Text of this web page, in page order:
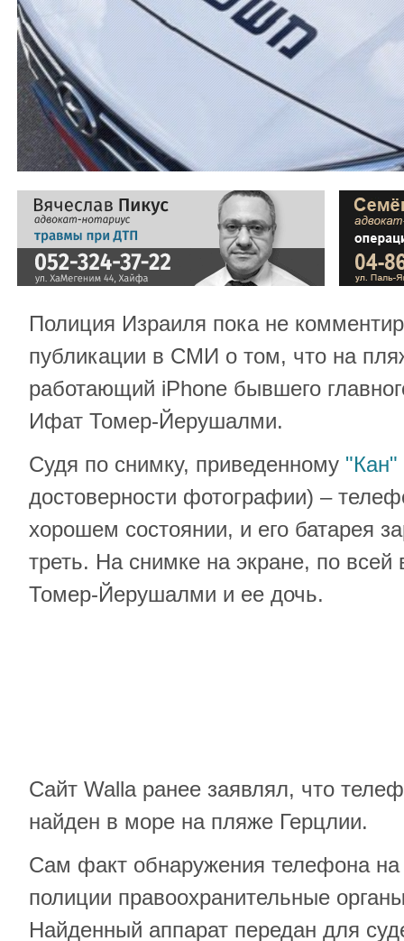
Полиция Израиля пока не
публикации в СМИ о том, что на
работающий iPhone бывшего
Ифат Томер-Йерушалми.
Судя по снимку, приведенному "Кан"
достоверности фотографии) –
хорошем состоянии, и его батарея
треть. На снимке на экране, по
Томер-Йерушалми и ее дочь.
Сайт Walla ранее заявлял, что
найден в море на пляже Герцлии.
Сам факт обнаружения телефона на
полиции правоохранительные
Найденный аппарат передан для